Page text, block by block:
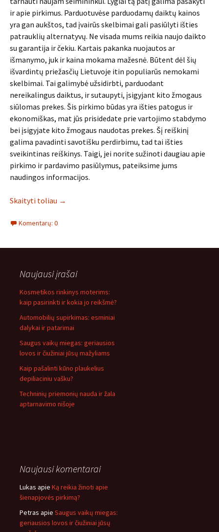
ir apie pirkimus. Parduotuvėse parduodamų daiktų kainos
yra gan aukštos, tad įvairūs skelbimai gali pasiūlyti išties
patrauklių alternatyvų. Ne visada mums reikia naujo daikto
su garantija ir čekiu. Kartais pakanka nuojautos ar
išmanymo, juk ir kaina mokama mažesnė. Būtent dėl šių
išvardintų priežasčių Lietuvoje itin populiarūs nemokami
skelbimai. Tai galimybė užsidirbti, parduodant
nereikalingus daiktus, ir sutaupyti, įsigyjant kito žmogaus
siūlomas prekes. Šis pirkimo būdas yra išties patogus ir
ekonomiškas, mat jūs prisidedate prie vartojimo stabdymo
bei įsigyjate kito žmogaus naudotas prekes. Šį reiškinį
galima pavadinti savotišku perdirbimu, tad tai išties
sveikintinas reiškinys. Taigi, jei norite sužinoti daugiau apie
pirkimo ir pardavimo pasiūlymus, pateiksime jums
naudingos informacijos.
Skaityti toliau →
Komentarų: 0
Naujausi įrašai
Kosmetikos rinkinys moterims:
kaip pasirinkti ir kokia jo reikšmė?
Automobilių supirkimas: esminiai
dalykai ir patarimai
Saugus vaikų miegas: geriausios
lovos ir čiužiniai jūsų mažyliams
Kaip pašalinti kūno plaukelius
depiliaciniu vašku?
Techninių priemonių nauda ir žala
aptarnavimo nišoje
Naujausi komentarai
Lukas apie Ką reikia žinoti apie
šienapjovės pirkimą?
Petras apie Saugus vaikų miegas:
geriausios lovos ir čiužiniai jūsų